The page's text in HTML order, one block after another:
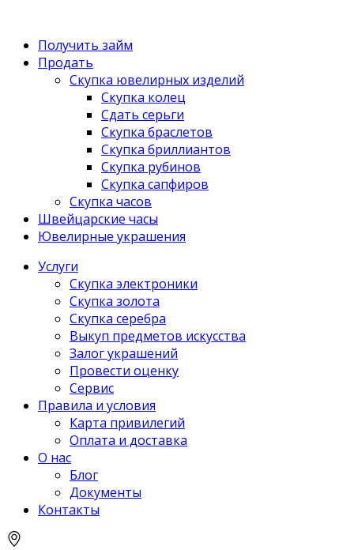
Получить займ
Продать
Скупка ювелирных изделий
Скупка колец
Сдать серьги
Скупка браслетов
Скупка бриллиантов
Скупка рубинов
Скупка сапфиров
Скупка часов
Швейцарские часы
Ювелирные украшения
Услуги
Скупка электроники
Скупка золота
Скупка серебра
Выкуп предметов искусства
Залог украшений
Провести оценку
Сервис
Правила и условия
Карта привилегий
Оплата и доставка
О нас
Блог
Документы
Контакты